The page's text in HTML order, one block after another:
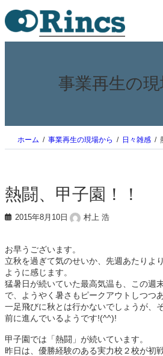
内
容
を
ス
事業再生の現
ホーム 事業再生の現場から 日々雑感
熱闘、甲子園！！
2015年8月10日 村上 浩
お早うございます。
立秋を過ぎて気のせいか、先週あたりよ
ように感じます。
猛暑日が続いていた最高気温も、この週
で、ようやく暑さもピークアウトしつつ
一足飛びに秋とは行かないでしょうが、
前に進んでいるようです!(^^)!
甲子園では「熱闘」が続いています。
昨日は、優勝経験のある実力校２校が初